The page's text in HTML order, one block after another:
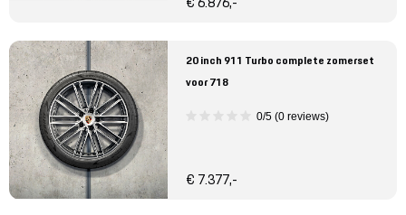
20 inch 911 Turbo complete zomerset
voor 718
0/5 (0 reviews)
€ 7.377,-